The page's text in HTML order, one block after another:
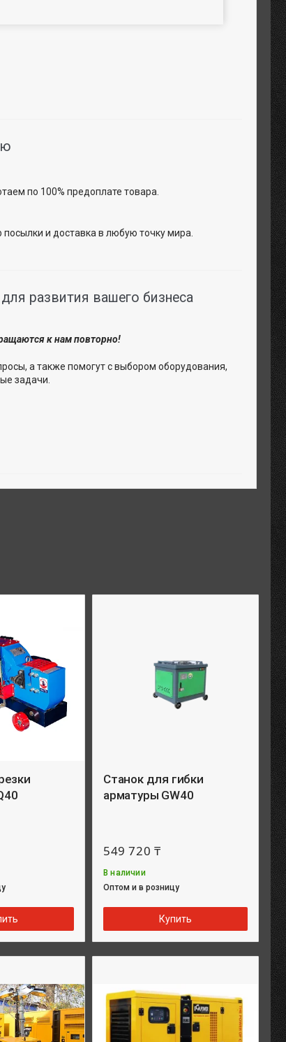
по 100% предоплате товара.
посылки и доставка в любую точку мира.
развития вашего бизнеса
к нам повторно!
а также помогут с выбором оборудования,
задачи.
Станок для гибки
арматуры GW40
549 720 ₸
В наличии
Оптом и в розницу
Купить